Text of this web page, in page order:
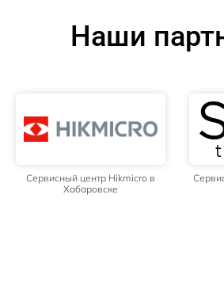
Наши
Сервисный центр Hikmicro в
Хабаровске